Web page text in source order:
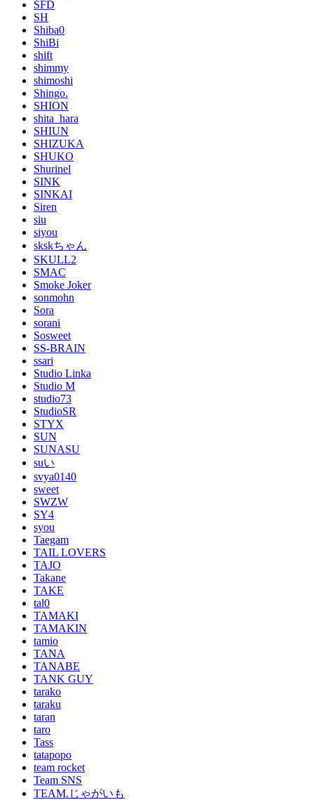
SFD
SH
Shiba0
ShiBi
shift
shimmy
shimoshi
Shingo.
SHION
shita_hara
SHIUN
SHIZUKA
SHUKO
Shurinel
SINK
SINKAI
Siren
siu
siyou
skskちゃん
SKULL2
SMAC
Smoke Joker
sonmohn
Sora
sorani
Sosweet
SS-BRAIN
ssari
Studio Linka
Studio M
studio73
StudioSR
STYX
SUN
SUNASU
suい
svya0140
sweet
SWZW
SY4
syou
Taegam
TAIL LOVERS
TAJO
Takane
TAKE
tal0
TAMAKI
TAMAKIN
tamio
TANA
TANABE
TANK GUY
tarako
taraku
taran
taro
Tass
tatapopo
team rocket
Team SNS
TEAM.じゃがいも